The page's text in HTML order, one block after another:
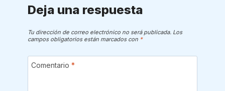
Deja una respuesta
Tu dirección de correo electrónico no será publicada. Los
campos obligatorios están marcados con *
Comentario *